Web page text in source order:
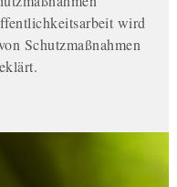
wird
Schutzmaßnahmen